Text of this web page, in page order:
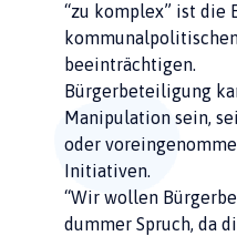
“zu komplex” ist die
beeinträchtigen.
Bürgerbeteiligung
Manipulation sein,
oder
Initiativen.
“Wir wollen
dummer Spruch, da